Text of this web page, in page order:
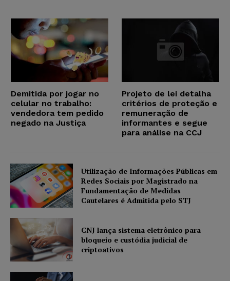
Demitida por jogar no
celular no trabalho:
vendedora tem pedido
negado na Justiça
Projeto de lei detalha
critérios de proteção e
remuneração de
informantes e segue
para análise na CCJ
Utilização de Informações Públicas em
Redes Sociais por Magistrado na
Fundamentação de Medidas
Cautelares é Admitida pelo STJ
CNJ lança sistema eletrônico para
bloqueio e custódia judicial de
criptoativos